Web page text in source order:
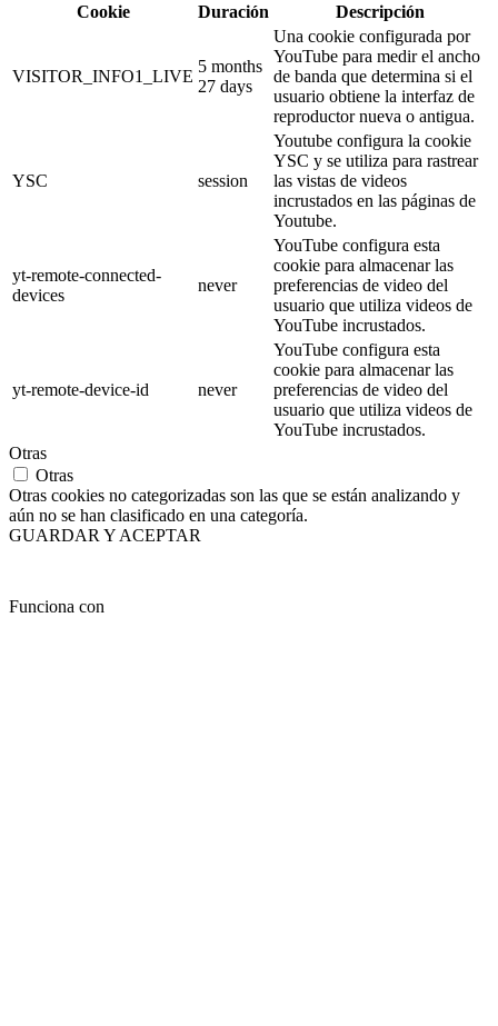
Cookie
Duración Descripción
VISITOR_INFO1_LIVE
5 months
27 days
Una cookie configurada por
YouTube para medir el ancho
de banda que determina si el
usuario obtiene la interfaz de
reproductor nueva o antigua.
YSC session
Youtube configura la cookie
YSC y se utiliza para rastrear
las vistas de videos
incrustados en las páginas de
Youtube.
yt-remote-connected-
devices
never
YouTube configura esta
cookie para almacenar las
preferencias de video del
usuario que utiliza videos de
YouTube incrustados.
yt-remote-device-id never
YouTube configura esta
cookie para almacenar las
preferencias de video del
usuario que utiliza videos de
YouTube incrustados.
Otras
Otras
Otras cookies no categorizadas son las que se están analizando y
aún no se han clasificado en una categoría.
GUARDAR Y ACEPTAR
Funciona con